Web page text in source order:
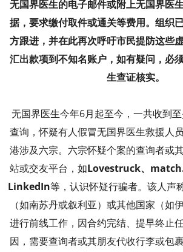
无国界医生的电子邮件或附上无国界医
据，要求缴付取件或通关等费用。组织
方跟进，并在此再次呼吁市民提防这些
汇出款项到不知名账户，如有疑问，必
生查证核实。
无国界医生今年6月起至今，一共收到
查询，怀疑有人假冒无国界医生救援人
港涉及六宗。六宗怀疑个案的查询者或
站或交友平台，如Lovestruck、
LinkedIn等，认识怀疑行骗者。该人声
（如南苏丹或叙利亚）或其他国家（如
进行前线工作，因合约完结、提早终止
因，需要查询者或其朋友代收行李或包